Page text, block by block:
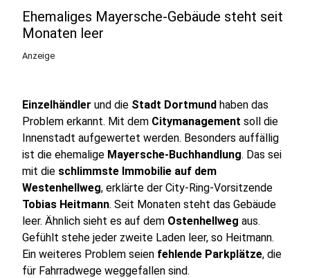
Ehemaliges Mayersche-Gebäude steht seit
Monaten leer
Anzeige
Einzelhändler und die Stadt Dortmund haben das
Problem erkannt. Mit dem Citymanagement soll die
Innenstadt aufgewertet werden. Besonders auffällig
ist die ehemalige Mayersche-Buchhandlung. Das sei
mit die schlimmste Immobilie auf dem
Westenhellweg, erklärte der City-Ring-Vorsitzende
Tobias Heitmann. Seit Monaten steht das Gebäude
leer. Ähnlich sieht es auf dem Ostenhellweg aus.
Gefühlt stehe jeder zweite Laden leer, so Heitmann.
Ein weiteres Problem seien fehlende Parkplätze, die
für Fahrradwege weggefallen sind.